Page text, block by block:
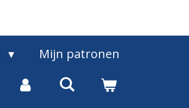
Mijn patronen